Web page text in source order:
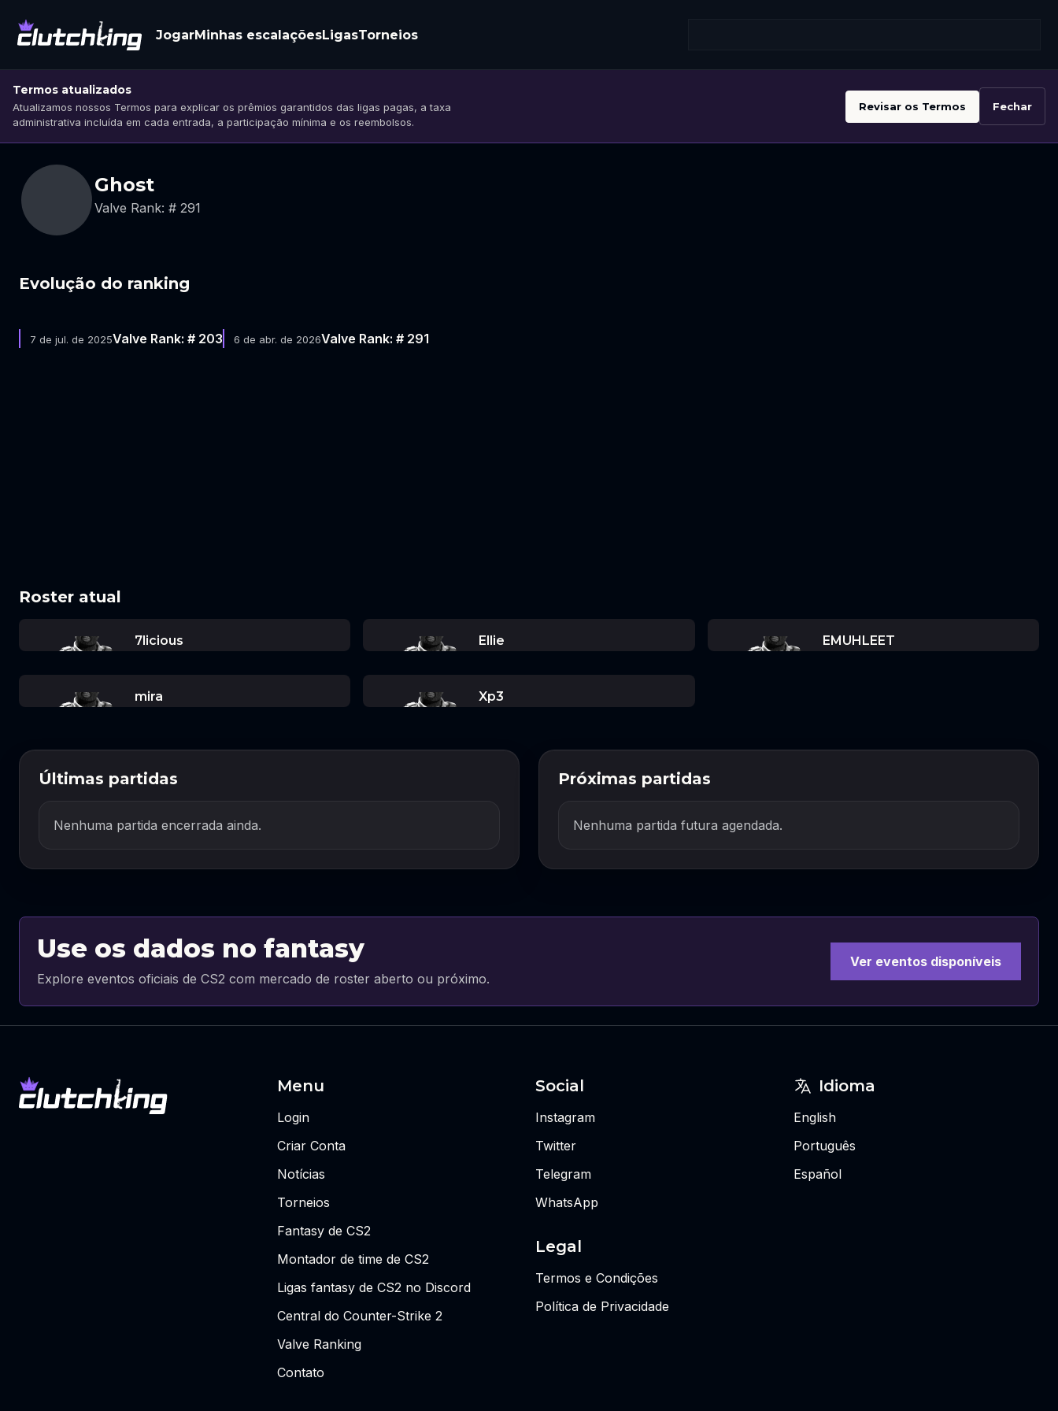
JogarMinhas escalaçõesLigasTorneios
Termos atualizados
Atualizamos nossos Termos para explicar os prêmios garantidos das ligas pagas, a taxa
administrativa incluída em cada entrada, a participação mínima e os reembolsos.
Revisar os Termos Fechar
Ghost
Valve Rank: # 291
Evolução do ranking
7 de jul. de 2025Valve Rank: # 203 6 de abr. de 2026Valve Rank: # 291
Roster atual
7licious Ellie EMUHLEET
mira Xp3
Últimas partidas
Nenhuma partida encerrada ainda.
Próximas partidas
Nenhuma partida futura agendada.
Use os dados no fantasy
Explore eventos oficiais de CS2 com mercado de roster aberto ou próximo.
Ver eventos disponíveis
Menu
Login
Criar Conta
Notícias
Torneios
Fantasy de CS2
Montador de time de CS2
Ligas fantasy de CS2 no Discord
Central do Counter-Strike 2
Valve Ranking
Contato
Social
Instagram
Twitter
Telegram
WhatsApp
Legal
Termos e Condições
Política de Privacidade
Idioma
English
Português
Español